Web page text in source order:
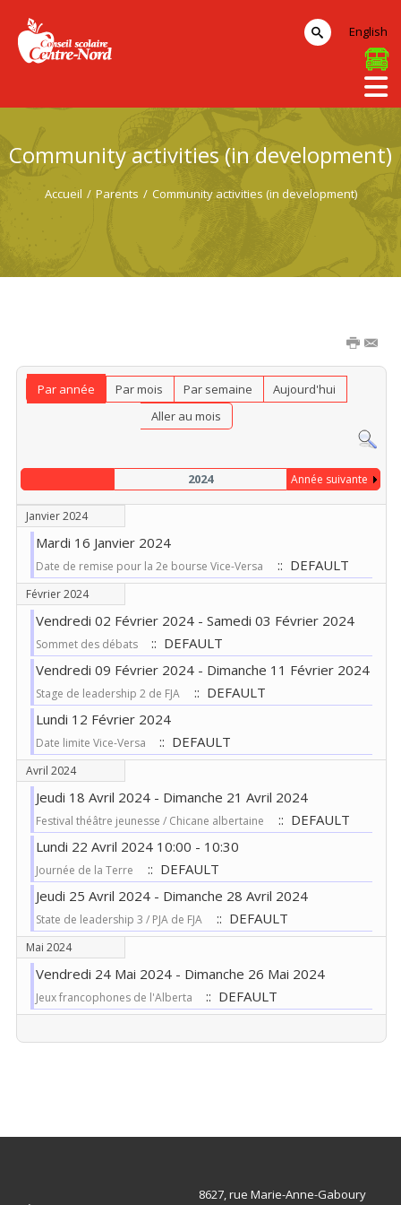
Community activities (in development)
Accueil / Parents / Community activities (in development)
Par année Par mois Par semaine
Aujourd'hui
Aller au mois
2024 Année suivante
Janvier 2024
Mardi 16 Janvier 2024
Date de remise pour la 2e bourse Vice-Versa :: DEFAULT
Février 2024
Vendredi 02 Février 2024 - Samedi 03 Février 2024
Sommet des débats
:: DEFAULT
Vendredi 09 Février 2024 - Dimanche 11 Février 2024
Stage de leadership 2 de FJA
:: DEFAULT
Lundi 12 Février 2024
Date limite Vice-Versa :: DEFAULT
Avril 2024
Jeudi 18 Avril 2024 - Dimanche 21 Avril 2024
Festival théâtre jeunesse / Chicane albertaine
:: DEFAULT
Lundi 22 Avril 2024 10:00 - 10:30
Journée de la Terre
:: DEFAULT
Jeudi 25 Avril 2024 - Dimanche 28 Avril 2024
State de leadership 3 / PJA de FJA :: DEFAULT
Mai 2024
Vendredi 24 Mai 2024 - Dimanche 26 Mai 2024
Jeux francophones de l'Alberta :: DEFAULT
Limite de la pagination
English
8627, rue Marie-Anne-Gaboury